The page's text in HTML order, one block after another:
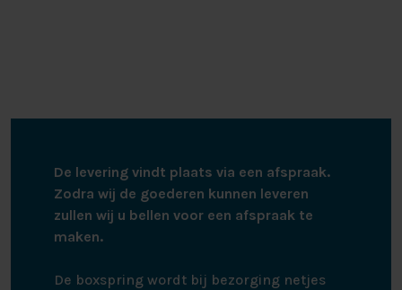
De levering vindt plaats via een afspraak.
Zodra wij de goederen kunnen leveren
zullen wij u bellen voor een afspraak te
maken.
De boxspring wordt bij bezorging netjes